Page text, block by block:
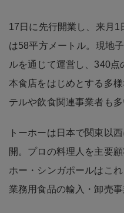
17日に先行開業し、来月
は58平方メートル。現地
ルを通じて運営し、340点
本食店をはじめとする多
テルや飲食関連事業者も多
トーホーは日本で関東以
開。プロの料理人を主要
ホー・シンガポールはこ
業務用食品の輸入・卸売事